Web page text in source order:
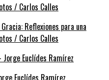
Reflexiones para una
/ Carlos Calles
Euclídes Ramírez